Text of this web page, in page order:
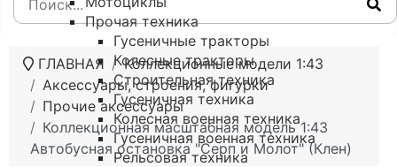
Прочая техника
Гусеничные тракторы
Колесные тракторы
Строительная техника
Гусеничная техника
Колесная военная техника
Гусеничная военная техника
Рельсовая техника
ГЛАВНАЯ
Коллекционные модели 1:43
Аксессуары, строения, фигурки
Прочие аксессуары
Коллекционная масштабная модель 1:43
Автобусная остановка "Серп и Молот" (Клен)